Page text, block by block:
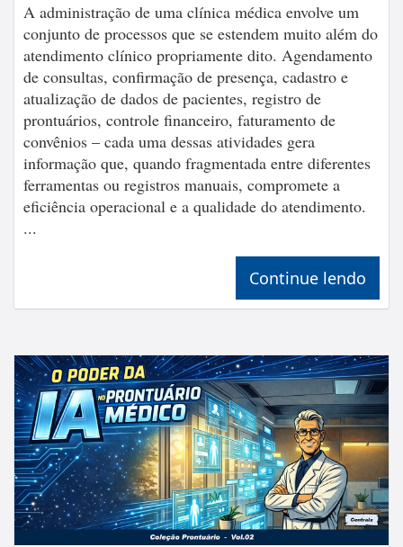
A administração de uma clínica médica envolve um
conjunto de processos que se estendem muito além do
atendimento clínico propriamente dito. Agendamento
de consultas, confirmação de presença, cadastro e
atualização de dados de pacientes, registro de
prontuários, controle financeiro, faturamento de
convênios – cada uma dessas atividades gera
informação que, quando fragmentada entre diferentes
ferramentas ou registros manuais, compromete a
eficiência operacional e a qualidade do atendimento.
...
Continue lendo